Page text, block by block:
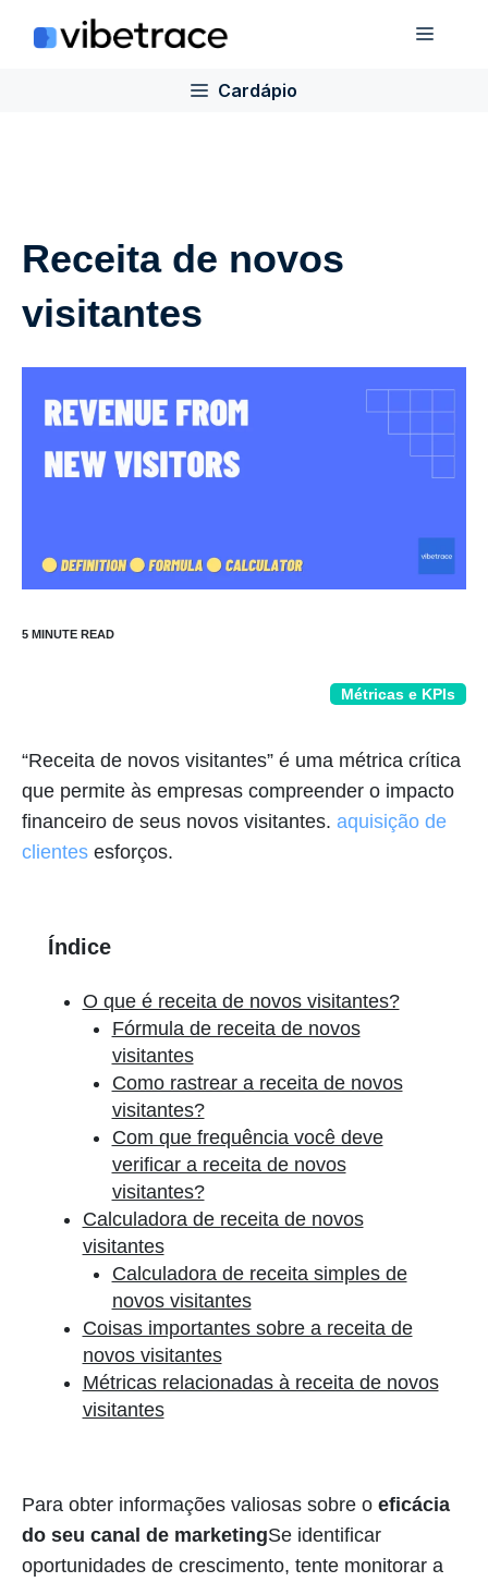
para
Cardápio
Receita de novos
visitantes
Métricas e KPIs
“Receita de novos visitantes” é uma métrica crítica
que permite às empresas compreender o impacto
financeiro de seus novos visitantes. aquisição de
clientes esforços.
Índice
O que é receita de novos visitantes?
Fórmula de receita de novos
visitantes
Como rastrear a receita de novos
visitantes?
Com que frequência você deve
verificar a receita de novos
visitantes?
Calculadora de receita de novos
visitantes
Calculadora de receita simples de
novos visitantes
Coisas importantes sobre a receita de
novos visitantes
Métricas relacionadas à receita de novos
visitantes
Para obter informações valiosas sobre o eficácia
do seu canal de marketingSe identificar
oportunidades de crescimento, tente monitorar a